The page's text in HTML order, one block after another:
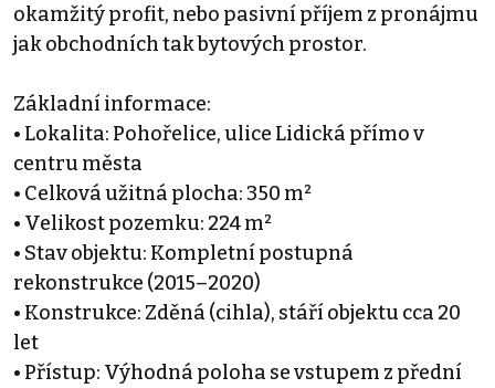
okamžitý profit, nebo pasivní příjem z pronájmu
jak obchodních tak bytových prostor.
Základní informace:
• Lokalita: Pohořelice, ulice Lidická přímo v
centru města
• Celková užitná plocha: 350 m²
• Velikost pozemku: 224 m²
• Stav objektu: Kompletní postupná
rekonstrukce (2015–2020)
• Konstrukce: Zděná (cihla), stáří objektu cca 20
let
• Přístup: Výhodná poloha se vstupem z přední